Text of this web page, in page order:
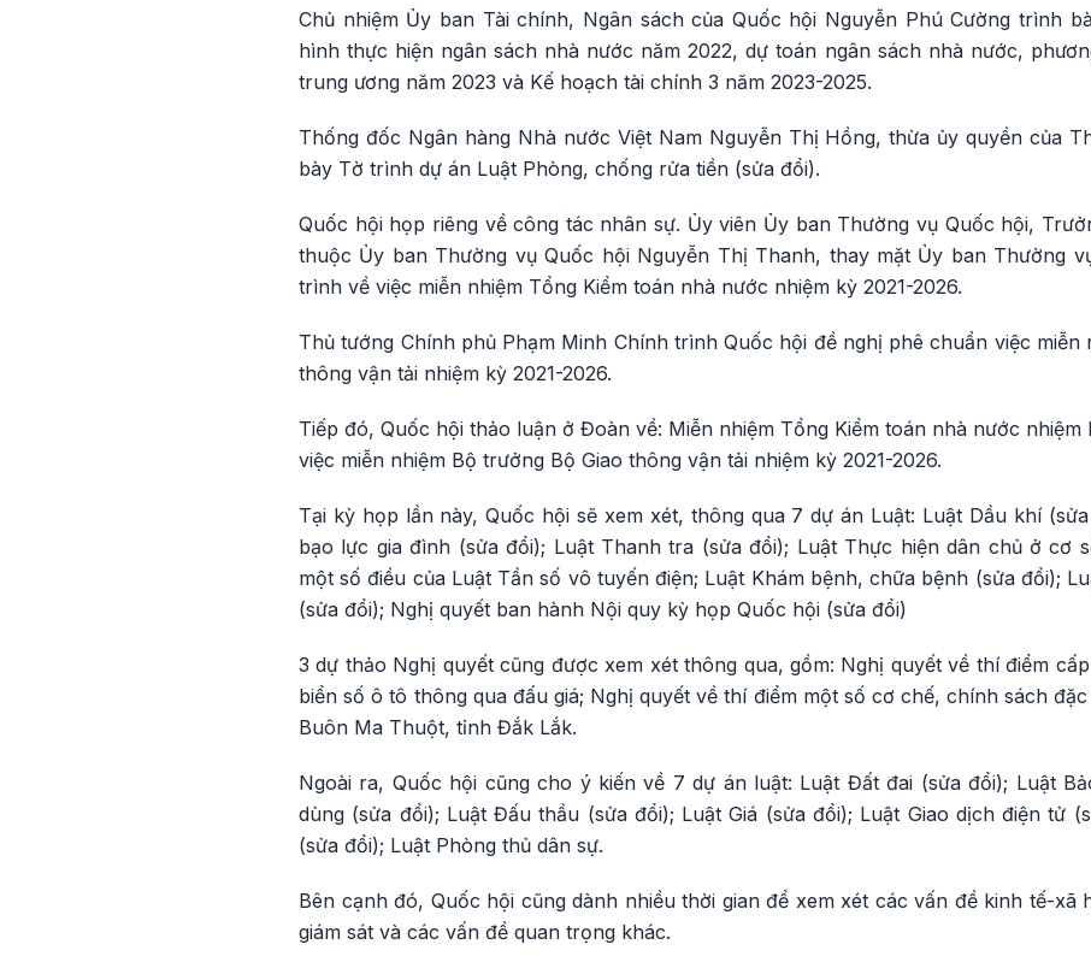
Chủ nhiệm Ủy ban Tài chính, Ngân sách của Quốc hội Nguyễn Phú Cường trình
hình thực hiện ngân sách nhà nước năm 2022, dự toán ngân sách nhà nước,
trung ương năm 2023 và Kế hoạch tài chính 3 năm 2023-2025.
Thống đốc Ngân hàng Nhà nước Việt Nam Nguyễn Thị Hồng, thừa ủy quyền của
bày Tờ trình dự án Luật Phòng, chống rửa tiền (sửa đổi).
Quốc hội họp riêng về công tác nhân sự. Ủy viên Ủy ban Thường vụ Quốc hội,
thuộc Ủy ban Thường vụ Quốc hội Nguyễn Thị Thanh, thay mặt Ủy ban Thường
trình về việc miễn nhiệm Tổng Kiểm toán nhà nước nhiệm kỳ 2021-2026.
Thủ tướng Chính phủ Phạm Minh Chính trình Quốc hội đề nghị phê chuẩn việc miễn
thông vận tải nhiệm kỳ 2021-2026.
Tiếp đó, Quốc hội thảo luận ở Đoàn về: Miễn nhiệm Tổng Kiểm toán nhà nước nhiệm
việc miễn nhiệm Bộ trưởng Bộ Giao thông vận tải nhiệm kỳ 2021-2026.
Tại kỳ họp lần này, Quốc hội sẽ xem xét, thông qua 7 dự án Luật: Luật Dầu khí
bạo lực gia đình (sửa đổi); Luật Thanh tra (sửa đổi); Luật Thực hiện dân chủ ở cơ
một số điều của Luật Tần số vô tuyến điện; Luật Khám bệnh, chữa bệnh (sửa đổi);
(sửa đổi); Nghị quyết ban hành Nội quy kỳ họp Quốc hội (sửa đổi)
3 dự thảo Nghị quyết cũng được xem xét thông qua, gồm: Nghị quyết về thí điểm
biển số ô tô thông qua đấu giá; Nghị quyết về thí điểm một số cơ chế, chính sách
Buôn Ma Thuột, tỉnh Đắk Lắk.
Ngoài ra, Quốc hội cũng cho ý kiến về 7 dự án luật: Luật Đất đai (sửa đổi); Luật
dùng (sửa đổi); Luật Đấu thầu (sửa đổi); Luật Giá (sửa đổi); Luật Giao dịch điện tử
(sửa đổi); Luật Phòng thủ dân sự.
Bên cạnh đó, Quốc hội cũng dành nhiều thời gian để xem xét các vấn đề kinh tế-xã
giám sát và các vấn đề quan trọng khác.